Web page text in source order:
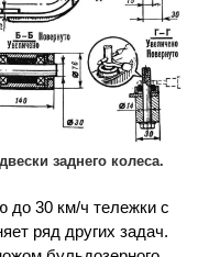
заднего колеса.
до 30 км/ч тележки с
ряд других задач.